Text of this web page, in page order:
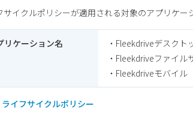
サイクルポリシーが適用される対象のアプリケー
リケーション名
・Fleekdriveデスクト
・Fleekdriveファイル
・Fleekdriveモバイル
イフサイクルポリシー